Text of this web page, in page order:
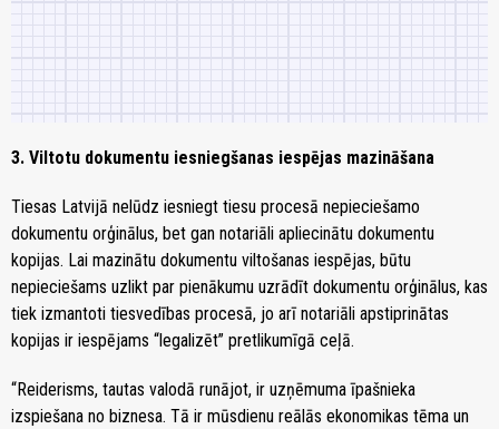
3. Viltotu dokumentu iesniegšanas iespējas mazināšana
Tiesas Latvijā nelūdz iesniegt tiesu procesā nepieciešamo
dokumentu orģinālus, bet gan notariāli apliecinātu dokumentu
kopijas. Lai mazinātu dokumentu viltošanas iespējas, būtu
nepieciešams uzlikt par pienākumu uzrādīt dokumentu orģinālus, kas
tiek izmantoti tiesvedības procesā, jo arī notariāli apstiprinātas
kopijas ir iespējams “legalizēt” pretlikumīgā ceļā.
“Reiderisms, tautas valodā runājot, ir uzņēmuma īpašnieka
izspiešana no biznesa. Tā ir mūsdienu reālās ekonomikas tēma un